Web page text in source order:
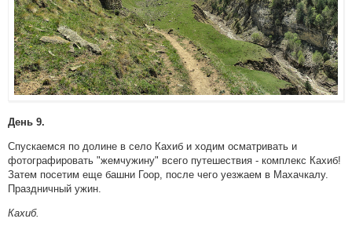
День 9.
Спускаемся по долине в село Кахиб и ходим осматривать и
фотографировать "жемчужину" всего путешествия - комплекс Кахиб!
Затем посетим еще башни Гоор, после чего уезжаем в Махачкалу.
Праздничный ужин.
Кахиб.